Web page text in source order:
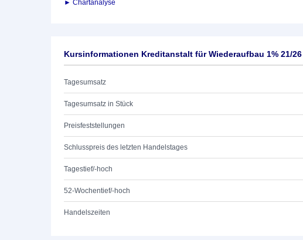
► Chartanalyse
Kursinformationen Kreditanstalt für Wiederaufbau 1% 21/26
Tagesumsatz
Tagesumsatz in Stück
Preisfeststellungen
Schlusspreis des letzten Handelstages
Tagestief/-hoch
52-Wochentief/-hoch
Handelszeiten